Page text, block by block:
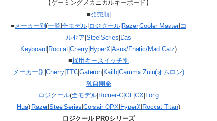
【ゲーミングメカニカルキーボード】
■発売順|
■ メーカー別 (一覧 全モデル ロジクール Razer|Cooler Master| コ
ルセア SteelSeries Das
Keyboard Roccat Cherry HyperX Asus/Fnatic/Mad Catz)
■採用キースイッチ別
メーカー別 Cherry TTC Gateron Kailh Gamma Zulu(オムロン)
独自開発
ロジクール(全モデル Romer-G GL GX Long
Hua)| Razer|SteelSeries Corsair OPX HyperX Roccat Titan)
ロジクール PROシリーズ